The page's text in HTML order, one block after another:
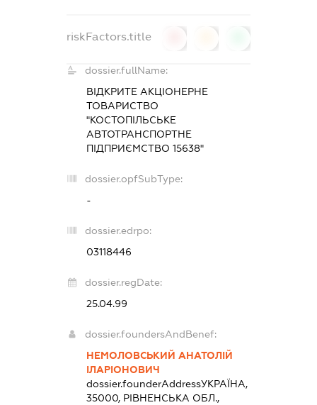
riskFactors.title
dossier.fullName:
ВІДКРИТЕ АКЦІОНЕРНЕ
ТОВАРИСТВО
"КОСТОПІЛЬСЬКЕ
АВТОТРАНСПОРТНЕ
ПІДПРИЄМСТВО 15638"
dossier.opfSubType:
-
dossier.edrpo:
03118446
dossier.regDate:
25.04.99
dossier.foundersAndBenef:
НЕМОЛОВСЬКИЙ АНАТОЛІЙ
ІЛАРІОНОВИЧ
dossier.founderAddressУКРАЇНА,
35000, РІВНЕНСЬКА ОБЛ.,